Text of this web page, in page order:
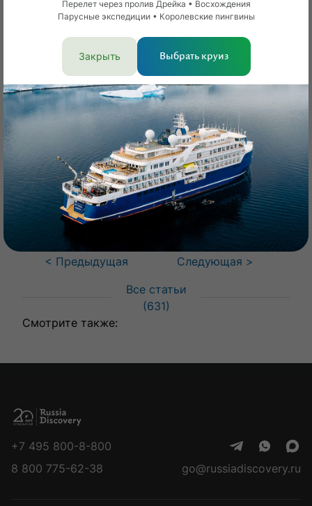
Если у вас возникнут вопросы по любому из
этих путешествий, мы с удовольствием
ответим! Звоните по тел. +7 (495) 125-28-08
или пишите на
go@russiadiscovery.ru
Поможем подобрать тур
Консультация
< Предыдущая
Следующая >
Все статьи
(631)
Смотрите также:
+7 495 800-8-800
8 800 775-62-38
go@russiadiscovery.ru
Перелет через пролив Дрейка • Восхождения
Парусные экспедиции • Королевские пингвины
Закрыть Выбрать круиз